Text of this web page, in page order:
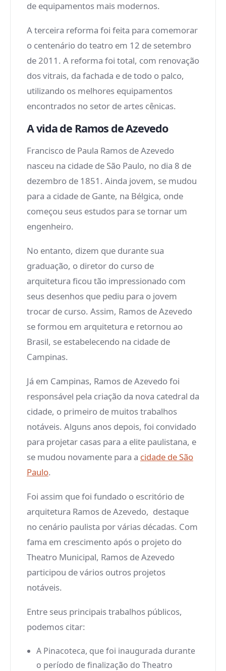
de equipamentos mais modernos.
A terceira reforma foi feita para comemorar
o centenário do teatro em 12 de setembro
de 2011. A reforma foi total, com renovação
dos vitrais, da fachada e de todo o palco,
utilizando os melhores equipamentos
encontrados no setor de artes cênicas.
A vida de Ramos de Azevedo
Francisco de Paula Ramos de Azevedo
nasceu na cidade de São Paulo, no dia 8 de
dezembro de 1851. Ainda jovem, se mudou
para a cidade de Gante, na Bélgica, onde
começou seus estudos para se tornar um
engenheiro.
No entanto, dizem que durante sua
graduação, o diretor do curso de
arquitetura ficou tão impressionado com
seus desenhos que pediu para o jovem
trocar de curso. Assim, Ramos de Azevedo
se formou em arquitetura e retornou ao
Brasil, se estabelecendo na cidade de
Campinas.
Já em Campinas, Ramos de Azevedo foi
responsável pela criação da nova catedral da
cidade, o primeiro de muitos trabalhos
notáveis. Alguns anos depois, foi convidado
para projetar casas para a elite paulistana, e
se mudou novamente para a cidade de São
Paulo.
Foi assim que foi fundado o escritório de
arquitetura Ramos de Azevedo, destaque
no cenário paulista por várias décadas. Com
fama em crescimento após o projeto do
Theatro Municipal, Ramos de Azevedo
participou de vários outros projetos
notáveis.
Entre seus principais trabalhos públicos,
podemos citar:
A Pinacoteca, que foi inaugurada durante
o período de finalização do Theatro